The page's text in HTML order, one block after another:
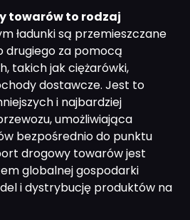
towarów to rodzaj
ładunki są przemieszczane
drugiego za pomocą
takich jak ciężarówki,
dostawcze. Jest to
i najbardziej
umożliwiająca
bezpośrednio do punktu
drogowy towarów jest
globalnej gospodarki
i dystrybucję produktów na